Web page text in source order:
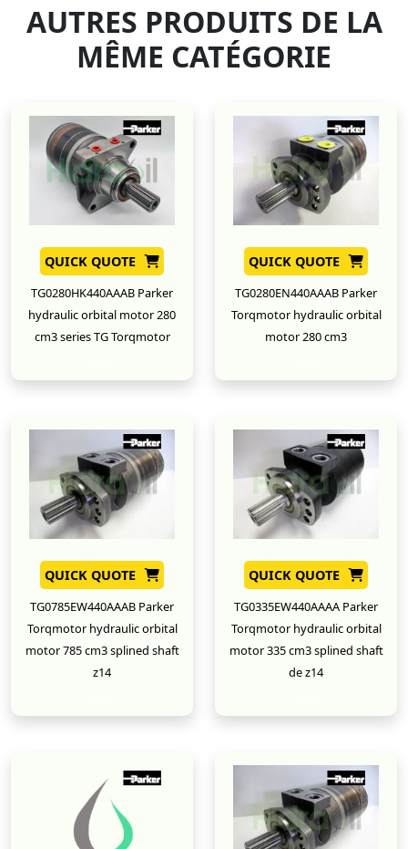
AUTRES PRODUITS DE LA
MÊME CATÉGORIE
QUICK QUOTE
TG0280HK440AAAB Parker
hydraulic orbital motor 280
cm3 series TG Torqmotor
QUICK QUOTE
TG0280EN440AAAB Parker
Torqmotor hydraulic orbital
motor 280 cm3
QUICK QUOTE
TG0785EW440AAAB Parker
Torqmotor hydraulic orbital
motor 785 cm3 splined shaft
z14
QUICK QUOTE
TG0335EW440AAAA Parker
Torqmotor hydraulic orbital
motor 335 cm3 splined shaft
de z14